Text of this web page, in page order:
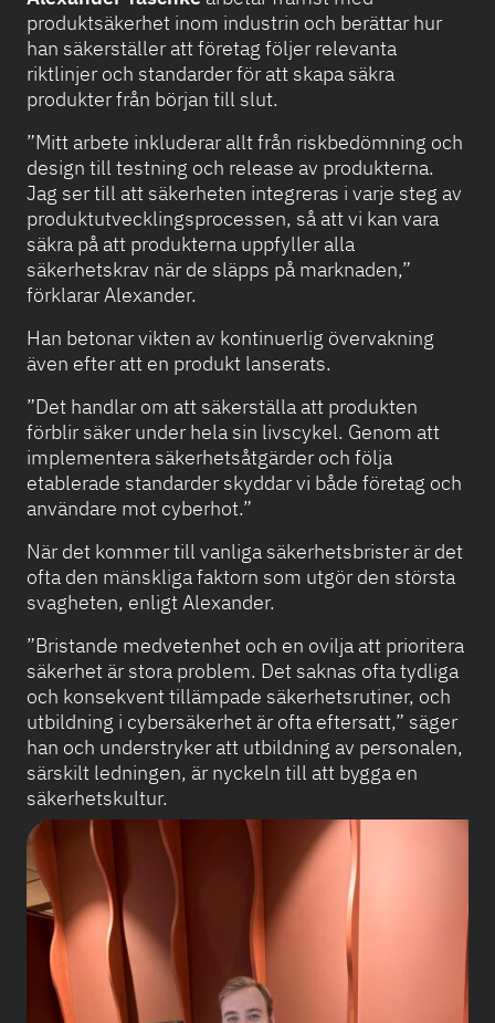
produktsäkerhet inom industrin och berättar hur
han säkerställer att företag följer relevanta
riktlinjer och standarder för att skapa säkra
produkter från början till slut.
”Mitt arbete inkluderar allt från riskbedömning och
design till testning och release av produkterna.
Jag ser till att säkerheten integreras i varje steg av
produktutvecklingsprocessen, så att vi kan vara
säkra på att produkterna uppfyller alla
säkerhetskrav när de släpps på marknaden,”
förklarar Alexander.
Han betonar vikten av kontinuerlig övervakning
även efter att en produkt lanserats.
”Det handlar om att säkerställa att produkten
förblir säker under hela sin livscykel. Genom att
implementera säkerhetsåtgärder och följa
etablerade standarder skyddar vi både företag och
användare mot cyberhot.”
När det kommer till vanliga säkerhetsbrister är det
ofta den mänskliga faktorn som utgör den största
svagheten, enligt Alexander.
”Bristande medvetenhet och en ovilja att prioritera
säkerhet är stora problem. Det saknas ofta tydliga
och konsekvent tillämpade säkerhetsrutiner, och
utbildning i cybersäkerhet är ofta eftersatt,” säger
han och understryker att utbildning av personalen,
särskilt ledningen, är nyckeln till att bygga en
säkerhetskultur.